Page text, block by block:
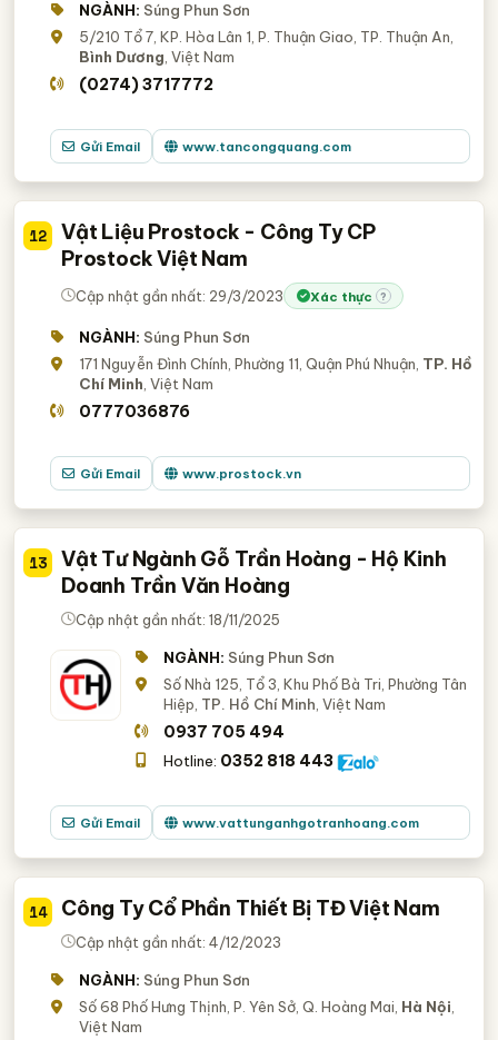
NGÀNH: Súng Phun Sơn
5/210 Tổ 7, KP. Hòa Lân 1, P. Thuận Giao, TP. Thuận An,
Bình Dương, Việt Nam
(0274) 3717772
Gửi Email www.tancongquang.com
12
Vật Liệu Prostock - Công Ty CP
Prostock Việt Nam
Cập nhật gần nhất: 29/3/2023 Xác thực ?
NGÀNH: Súng Phun Sơn
171 Nguyễn Đình Chính, Phường 11, Quận Phú Nhuận, TP. Hồ
Chí Minh, Việt Nam
0777036876
Gửi Email www.prostock.vn
13
Vật Tư Ngành Gỗ Trần Hoàng - Hộ Kinh
Doanh Trần Văn Hoàng
Cập nhật gần nhất: 18/11/2025
NGÀNH: Súng Phun Sơn
Số Nhà 125, Tổ 3, Khu Phố Bà Tri, Phường Tân
Hiệp, TP. Hồ Chí Minh, Việt Nam
0937 705 494
Hotline: 0352 818 443
Gửi Email www.vattunganhgotranhoang.com
14 Công Ty Cổ Phần Thiết Bị TĐ Việt Nam
Cập nhật gần nhất: 4/12/2023
NGÀNH: Súng Phun Sơn
Số 68 Phố Hưng Thịnh, P. Yên Sở, Q. Hoàng Mai, Hà Nội,
Việt Nam